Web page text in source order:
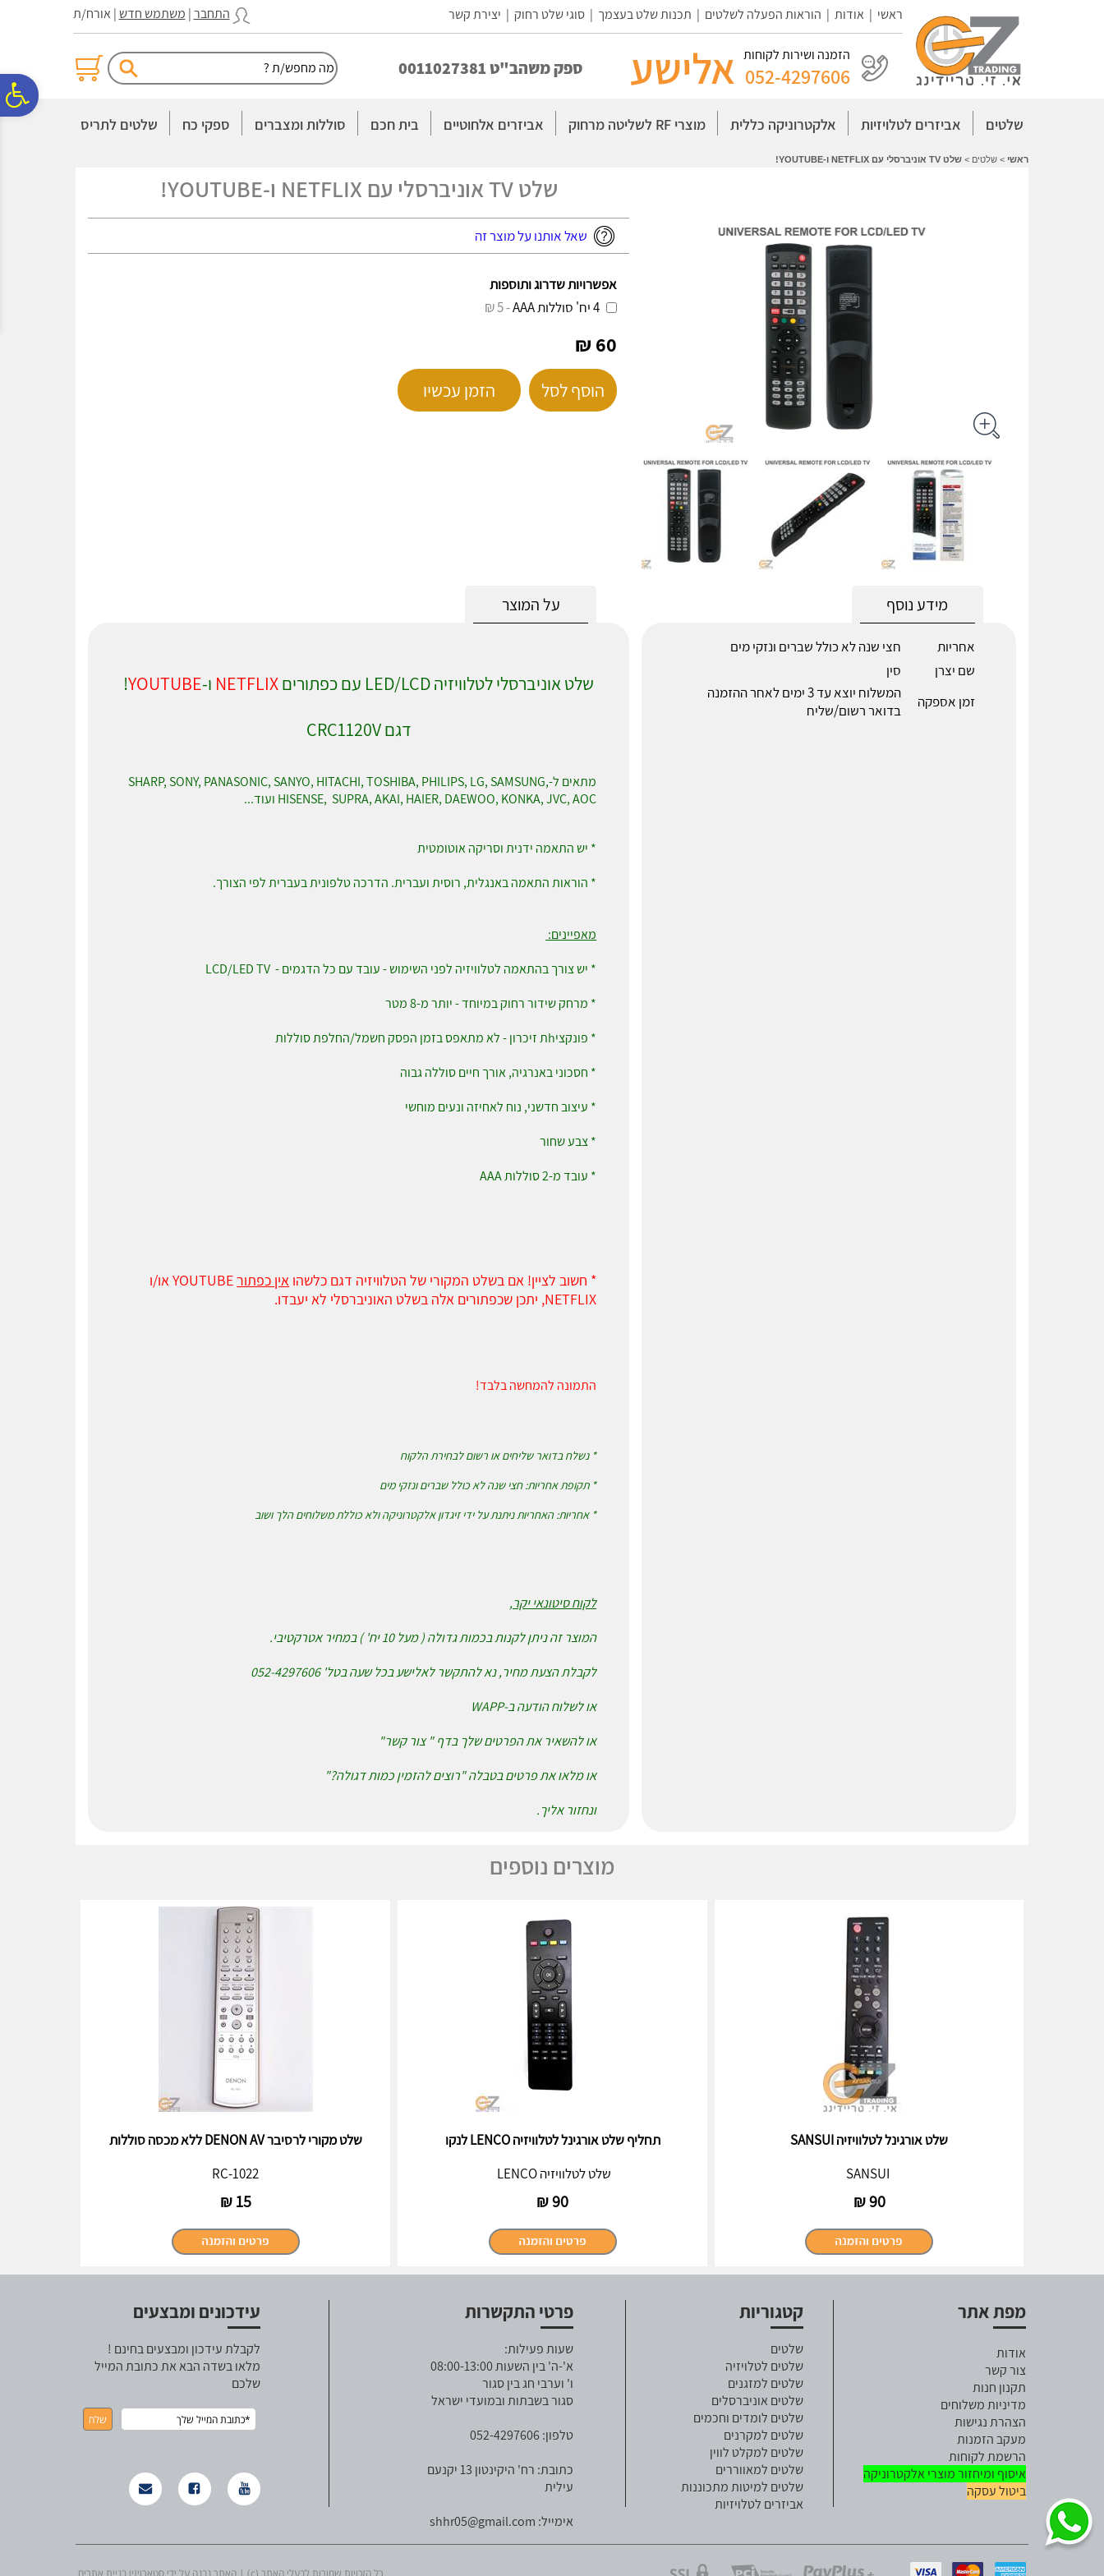
נגישות
אתר
המרכזי
ראשי | אודות | הוראות הפעלה לשלטים | תכנות שלט בעצמך |סוגי שלט רחוק | יצירת קשר התחבר| משתמש חדש| אורח/ת
הזמנה ושירות לקוחות
052-4297606 אלישע ספק משהב"ט 0011027381
שלטים אביזרים לטלויזיות אלקטרוניקה כללית מוצרי RF לשליטה מרחוק אביזרים אלחוטיים בית חכם סוללות ומצברים ספקי כח שלטים לתריס
ראשי > שלטים > שלט TV אוניברסלי עם NETFLIX ו-YOUTUBE!
שלט TV אוניברסלי עם NETFLIX ו-YOUTUBE!
שאל אותנו על מוצר זה
אפשרויות שדרוג ותוספות
4 יח' סוללות AAA
- 5 ₪
60 ₪
הוסף לסל הזמן עכשיו
על המוצר
שלט אוניברסלי לטלוויזיה LED/LCD עם כפתורים NETFLIX ו-YOUTUBE
!
דגם CRC1120V
מתאים ל-SHARP, SONY, PANASONIC, SANYO, HITACHI, TOSHIBA, PHILIPS, LG, SAMSUNG,
HISENSE, SUPRA, AKAI, HAIER, DAEWOO, KONKA, JVC, AOC ועוד...
* יש התאמה ידנית וסריקה אוטומטית
* הוראות התאמה באנגלית, רוסית ועברית. הדרכה טלפונית בעברית לפי הצורך.
מאפיינים:
* יש צורך בהתאמה לטלוויזיה לפני השימוש - עובד עם כל הדגמים - LCD/LED TV
* מרחק שידור רחוק במיוחד - יותר מ-8 מטר
* פונקציhת זיכרון - לא מתאפס בזמן הפסק חשמל/החלפת סוללות
* חסכוני באנרגיה, אורך חיים סוללה גבוה
* עיצוב חדשני, נוח לאחיזה ונעים מוחשי
* צבע שחור
* עובד מ-2 סוללות AAA
* חשוב לציין! אם בשלט המקורי של הטלוויזיה דגם כלשהו אין כפתור
YOUTUBE או/ו
NETFLIX, יתכן שכפתורים אלה בשלט האוניברסלי לא יעבדו.
התמונה להמחשה בלבד!
* נשלח בדואר שליחים או רשום לבחירת הלקוח
* תקופת אחריות: חצי שנה לא כולל שברים ונזקי מים
* אחריות: האחריות ניתנת על ידי זיגדון אלקטרוניקה ולא כוללת משלוחים הלך ושוב
לקוח סיטונאי יקר,
המוצר זה ניתן לקנות בכמות גדולה ( מעל 10 יח' ) במחיר אטרקטיבי.
לקבלת הצעת מחיר, נא להתקשר לאלישע בכל שעה בטל' 052-4297606
או לשלוח הודעה ב-WAPP
או להשאיר את הפרטים שלך בדף " צור קשר"
או מלאו את פרטים בטבלה "רוצים להזמין כמות דגולה?"
ונחזור אליך.
מידע נוסף
אחריות
חצי שנה לא כולל שברים ונזקי מים
שם יצרן
סין
זמן אספקה
המשלוח יוצא עד 3 ימים לאחר ההזמנה
בדואר רשום/שליח
מוצרים נוספים
שלט אורגינל לטלוויזיה SANSUI
90
₪
תחליף שלט אורגינל לטלוויזיה LENCO לנקו
שלט לטלוויזיה LENCO
90
₪
שלט מקורי לרסיבר DENON AV ללא מכסה סוללות
RC-1022
15
₪
מפת אתר
אודות
צור קשר
תקנון חנות
מדיניות משלוחים
הצהרת נגישות
מעקב הזמנות
הרשמת לקוחות
איסוף ומיחזור מוצרי אלקטרוניקה
ביטול עסקה
קטגוריות
שלטים
שלטים לטלויזיה
שלטים למזגנים
שלטים אוניברסלים
שלטים לומדים וחכמים
שלטים למקרנים
שלטים למקלט לווין
שלטים למאווררים
שלטים למיטות מתכוננות
אביזרים לטלויזיות
פרטי התקשרות
שעות פעילות:
א'-ה' בין השעות 08:00-13:00
ו' וערבי חג בין סגור
סגור בשבתות ובמועדי ישראל
טלפון: 052-4297606
כתובת: רח' היקינטון 13 יקנעם
עילית
אימייל: shhr05@gmail.com
עידכונים ומבצעים
לקבלת עידכון ומבצעים בחינם !
מלאו בשדה הבא את כתובת המייל
שלכם
כל הזכויות שמורות לבעלי האתר (c) | האתר נבנה על ידי סטארויזין בניית אתרים